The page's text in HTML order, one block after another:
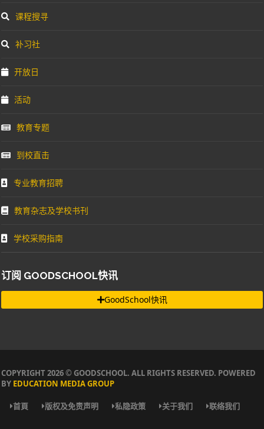
课程搜寻
补习社
开放日
活动
教育专题
到校直击
专业教育招聘
教育杂志及学校书刊
学校采购指南
订阅 GOODSCHOOL快讯
GoodSchool快讯
COPYRIGHT 2026 © GOODSCHOOL. ALL RIGHTS RESERVED. POWERED
BY EDUCATION MEDIA GROUP
首頁 版权及免责声明 私隐政策 关于我们 联络我们